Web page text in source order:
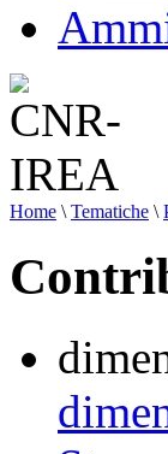
Home \ Tematiche \